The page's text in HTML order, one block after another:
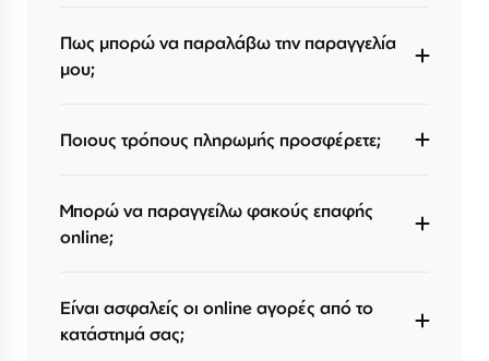
Πως μπορώ να παραλάβω την παραγγελία
μου;
Ποιους τρόπους πληρωμής προσφέρετε;
Μπορώ να παραγγείλω φακούς επαφής
online;
Είναι ασφαλείς οι online αγορές από το
κατάστημά σας;